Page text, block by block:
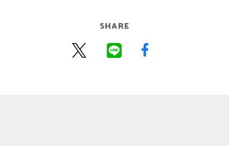
SHARE